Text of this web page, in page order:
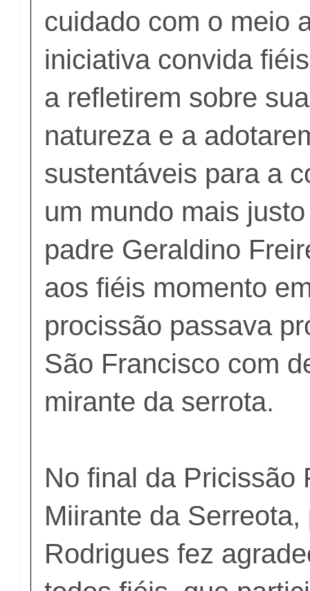
cuidado com o meio
iniciativa convida
a refletirem sobre
natureza e a
sustentáveis para a
um mundo mais
padre Geraldino
aos fiéis momento
procissão passava
São Francisco com
mirante da serrota.
No final da Pricissão
Miirante da
Rodrigues fez